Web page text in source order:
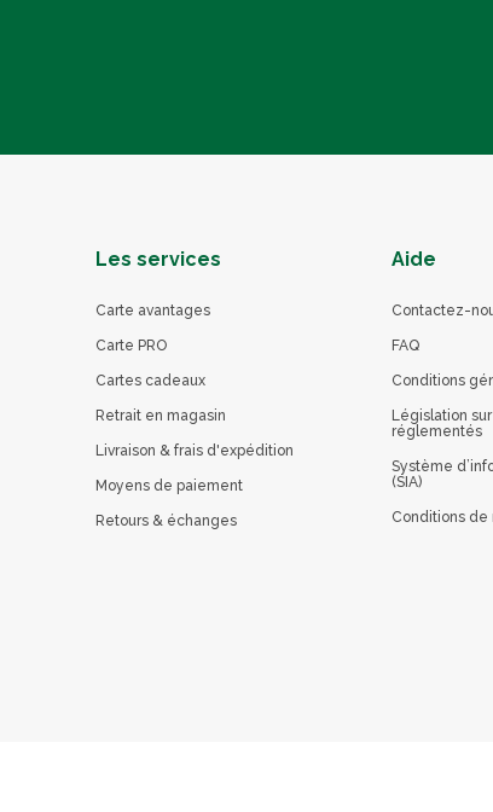
Les services
Carte avantages
Carte PRO
Cartes cadeaux
Retrait en magasin
Livraison & frais d'expédition
Moyens de paiement
Retours & échanges
Aide
Contactez-
FAQ
Conditions
Législation
réglementés
Système
(SIA)
Conditions de